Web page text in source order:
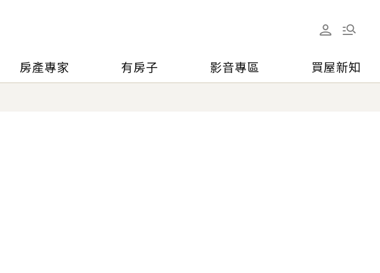
房產專家 有房子 影音專區 買屋新知